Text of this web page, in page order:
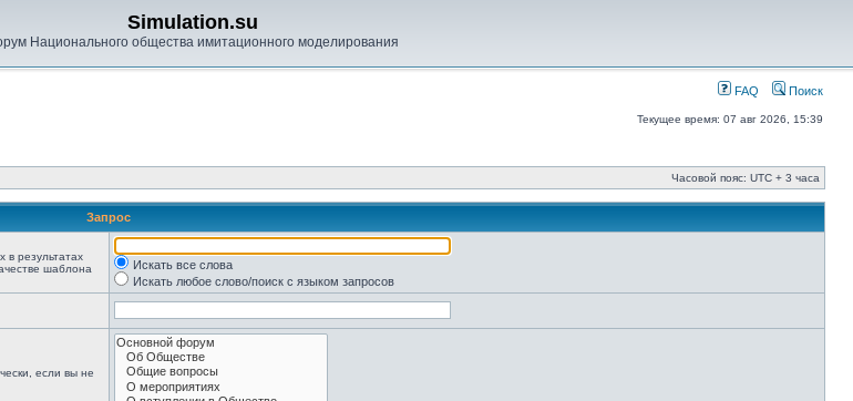
Simulation.su
Национального общества имитационного моделирования
FAQ Поиск
Текущее время: 07 авг 2026, 15:39
Часовой пояс: UTC + 3 часа
Запрос
в результатах
шаблона
Искать все слова
Искать любое слово/поиск с языком запросов
если вы не